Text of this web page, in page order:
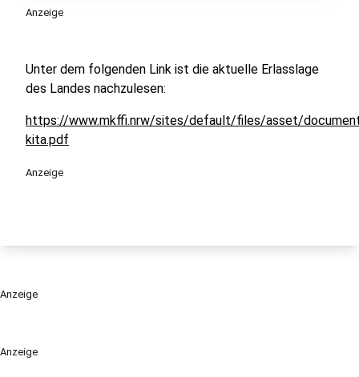
Anzeige
Anzeige
Unter dem folgenden Link ist die aktuelle Erlasslage
des Landes nachzulesen:
https://www.mkffi.nrw/sites/default/files/asset/
kita.pdf
Anzeige
Anzeige